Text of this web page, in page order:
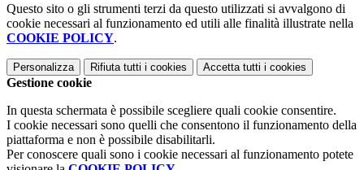
Questo sito o gli strumenti terzi da questo utilizzati si avvalgono di
cookie necessari al funzionamento ed utili alle finalità illustrate nella
COOKIE POLICY.
Personalizza Rifiuta tutti i cookies Accetta tutti i cookies
Gestione cookie
In questa schermata è possibile scegliere quali cookie consentire.
I cookie necessari sono quelli che consentono il funzionamento della
piattaforma e non è possibile disabilitarli.
Per conoscere quali sono i cookie necessari al funzionamento potete